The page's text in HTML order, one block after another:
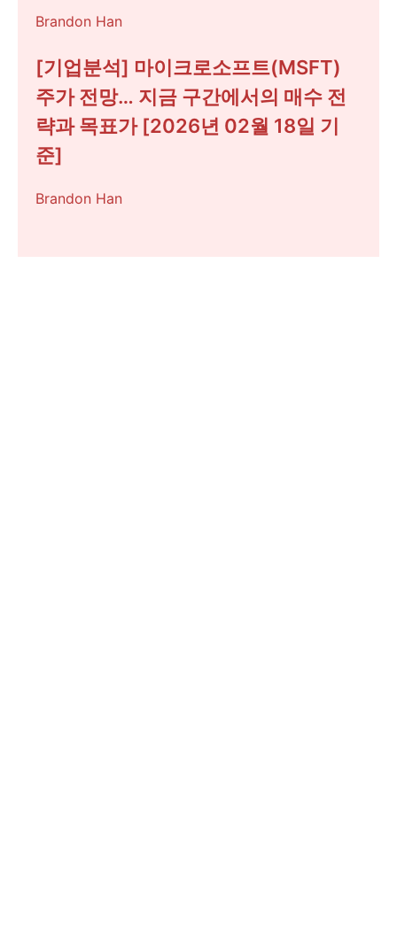
Brandon Han
[기업분석] 마이크로소프트(MSFT)
주가 전망… 지금 구간에서의 매수 전
략과 목표가 [2026년 02월 18일 기
준]
Brandon Han